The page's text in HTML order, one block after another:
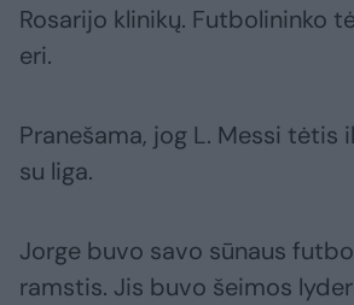
Rosarijo klinikų. Futbolininko
eri.
Pranešama, jog L. Messi tėtis
su liga.
Jorge buvo savo sūnaus
ramstis. Jis buvo šeimos